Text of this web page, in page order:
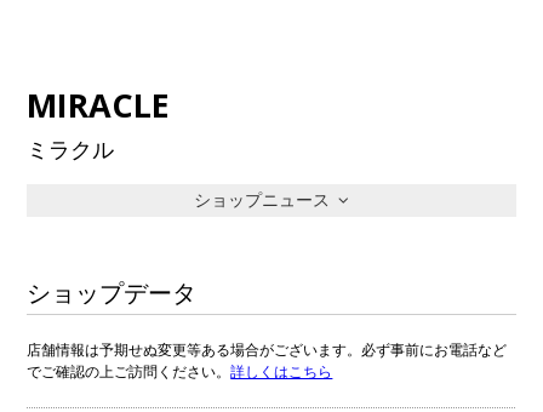
MIRACLE
ミラクル
ショップニュース
ショップデータ
店舗情報は予期せぬ変更等ある場合がございます。必ず事前にお電話など
でご確認の上ご訪問ください。詳しくはこちら